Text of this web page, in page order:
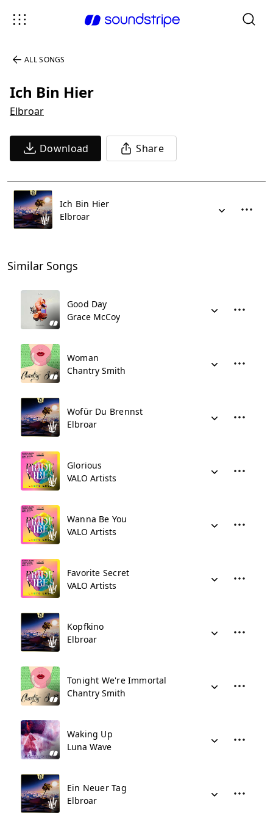
ALL SONGS
Ich Bin Hier
Elbroar
Download Share
Ich Bin Hier
Elbroar
Similar Songs
Good Day
Grace McCoy
Woman
Chantry Smith
Wofür Du Brennst
Elbroar
Glorious
VALO Artists
Wanna Be You
VALO Artists
Favorite Secret
VALO Artists
Kopfkino
Elbroar
Tonight We're Immortal
Chantry Smith
Waking Up
Luna Wave
Ein Neuer Tag
Elbroar